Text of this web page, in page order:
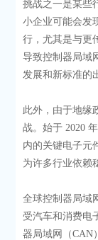
挑战之一是某些
小企业可能会发
行，尤其是与更
导致控制器局域
发展和新标准的
此外，由于地缘
战。始于 2020
内的关键电子元
为许多行业依赖
全球控制器局域
受汽车和消费电
器局域网（CAN